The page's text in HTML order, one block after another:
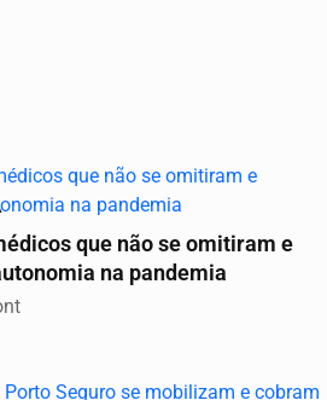
que não se omitiram e
na pandemia